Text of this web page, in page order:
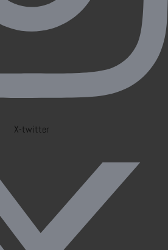
X-twitter